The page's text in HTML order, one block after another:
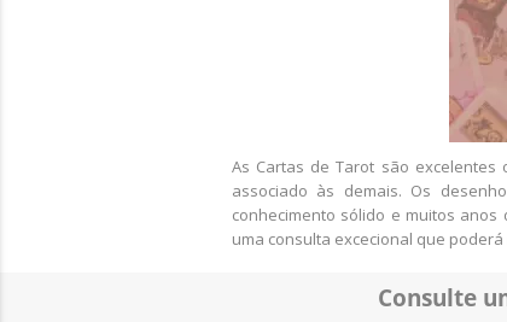
As Cartas de Tarot são
associado às demais. Os
conhecimento sólido e muitos
uma consulta excecional que
Consulte